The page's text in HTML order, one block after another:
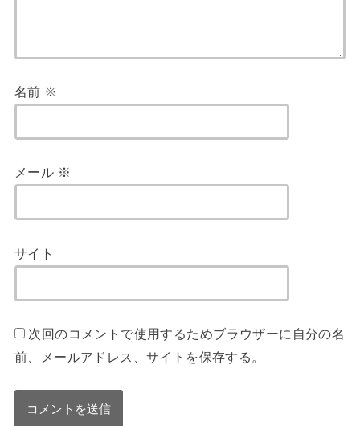
名前 ※
メール ※
サイト
次回のコメントで使用するためブラウザーに自分の名
前、メールアドレス、サイトを保存する。